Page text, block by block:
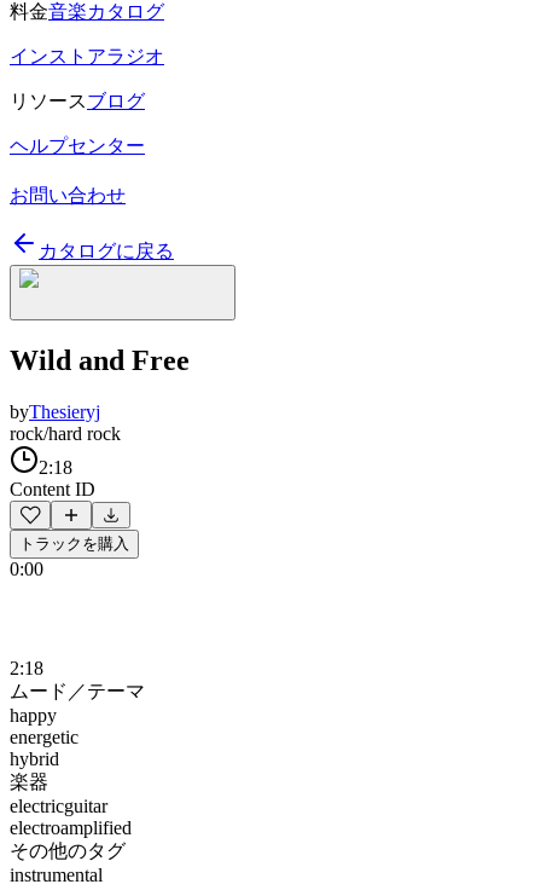
料金音楽カタログ
インストアラジオ
リソースブログ
ヘルプセンター
お問い合わせ
カタログに戻る
Wild and Free
byThesieryj
rock/hard rock
2:18
Content ID
トラックを購入
0:00
2:18
ムード／テーマ
happy
energetic
hybrid
楽器
electricguitar
electroamplified
その他のタグ
instrumental